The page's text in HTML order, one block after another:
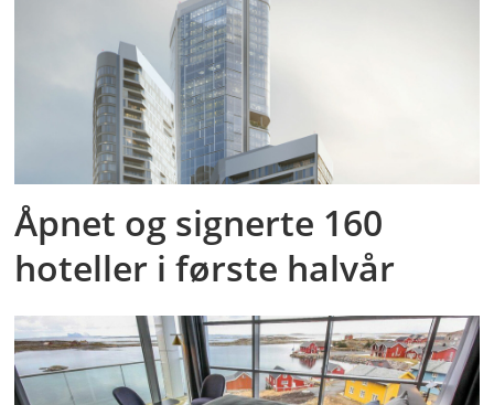
Åpnet og signerte 160
hoteller i første halvår